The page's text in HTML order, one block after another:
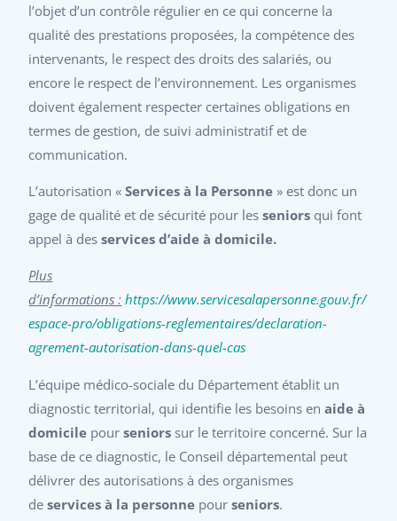
l’objet d’un contrôle régulier en ce qui concerne la
qualité des prestations proposées, la compétence des
intervenants, le respect des droits des salariés, ou
encore le respect de l’environnement. Les organismes
doivent également respecter certaines obligations en
termes de gestion, de suivi administratif et de
communication.
L’autorisation «Services à la Personne » est donc un
gage de qualité et de sécurité pour les seniors qui font
appel à desservices d’aide à domicile.
Plus
d’informations : https://www.servicesalapersonne.gouv.fr/
espace-pro/obligations-reglementaires/declaration-
agrement-autorisation-dans-quel-cas
L’équipe médico-sociale du Département établit un
diagnostic territorial, qui identifie les besoins enaide à
domicile pourseniors sur le territoire concerné. Sur la
base de ce diagnostic, le Conseil départemental peut
délivrer des autorisations à des organismes
deservices à la personne pourseniors.